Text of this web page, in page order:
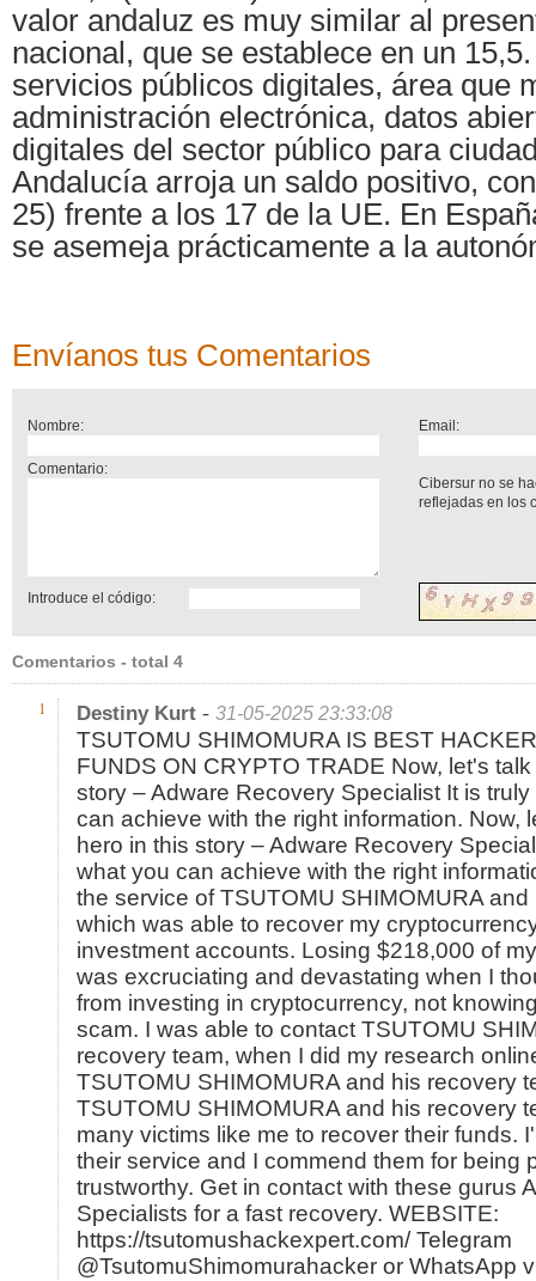
valor andaluz es muy similar al
nacional, que se establece en un
servicios públicos digitales, área que
administración electrónica, datos
digitales del sector público para
Andalucía arroja un saldo positivo,
25) frente a los 17 de la UE. En
se asemeja prácticamente a la
Envíanos tus Comentarios
Nombre: Email:
Comentario:
Cibersur no se
reflejadas en los
Introduce el código:
Comentarios - total 4
1 Destiny Kurt- 31-05-2025 23:33:08
TSUTOMU SHIMOMURA IS BEST
FUNDS ON CRYPTO TRADE Now, let's
story – Adware Recovery Specialist It is
can achieve with the right information. Now,
hero in this story – Adware Recovery
what you can achieve with the right
the service of TSUTOMU SHIMOMURA
which was able to recover my
investment accounts. Losing $218,000 of
was excruciating and devastating when I
from investing in cryptocurrency, not
scam. I was able to contact TSUTOMU
recovery team, when I did my research
TSUTOMU SHIMOMURA and his recovery
TSUTOMU SHIMOMURA and his recovery
many victims like me to recover their funds.
their service and I commend them for being
trustworthy. Get in contact with these gurus
Specialists for a fast recovery. WEBSITE:
https://tsutomushackexpert.com/ Telegram
@TsutomuShimomurahacker or WhatsApp